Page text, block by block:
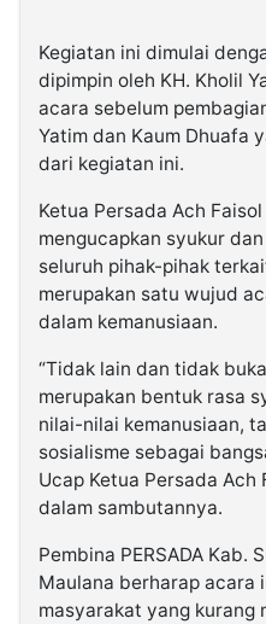
Kegiatan ini dimulai
dipimpin oleh KH. Kholil
acara sebelum
Yatim dan Kaum Dhuafa
dari kegiatan ini.
Ketua Persada Ach
mengucapkan syukur
seluruh pihak-pihak
merupakan satu wujud
dalam kemanusiaan.
“Tidak lain dan tidak
merupakan bentuk rasa
nilai-nilai kemanusiaan,
sosialisme sebagai
Ucap Ketua Persada
dalam sambutannya.
Pembina PERSADA Kab.
Maulana berharap acara
masyarakat yang kurang